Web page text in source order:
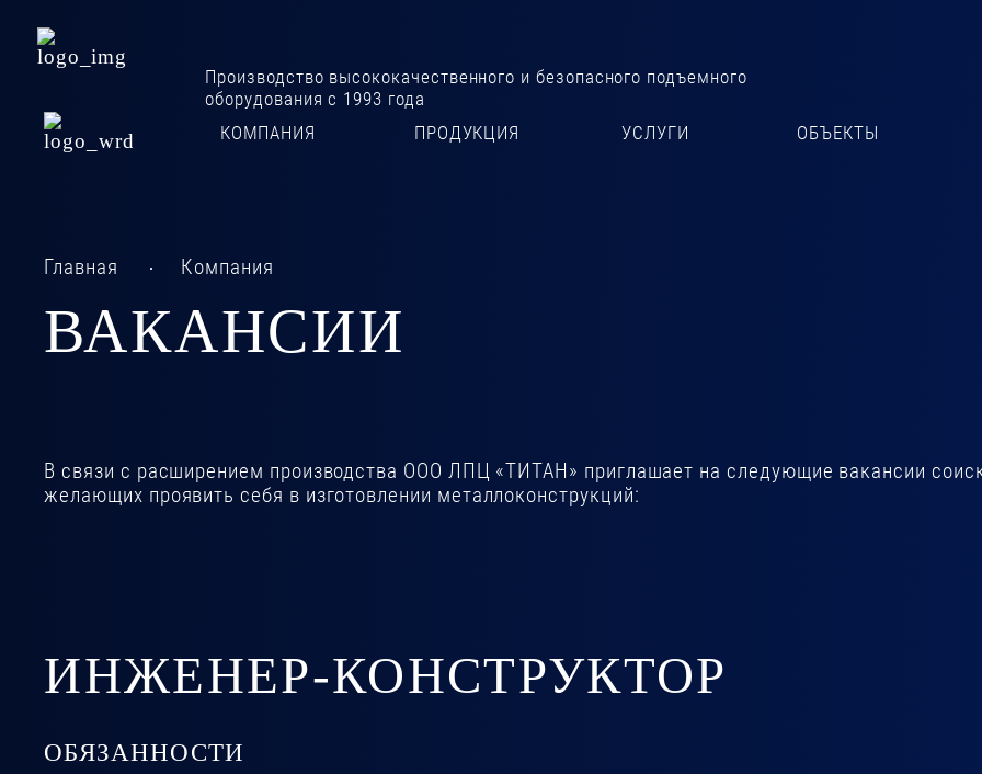
Производство высококачественного и безопасного подъемного
оборудованияс 1993 года
КОМПАНИЯ
ПРОДУКЦИЯ УСЛУГИ ОБЪЕКТЫ
Главная Компания
ВАКАНСИИ
В связи с расширением производства ООО ЛПЦ «ТИТАН» приглашает на следующие вакансии
желающих проявить себя в изготовлении металлоконструкций:
ИНЖЕНЕР-КОНСТРУКТОР
ОБЯЗАННОСТИ